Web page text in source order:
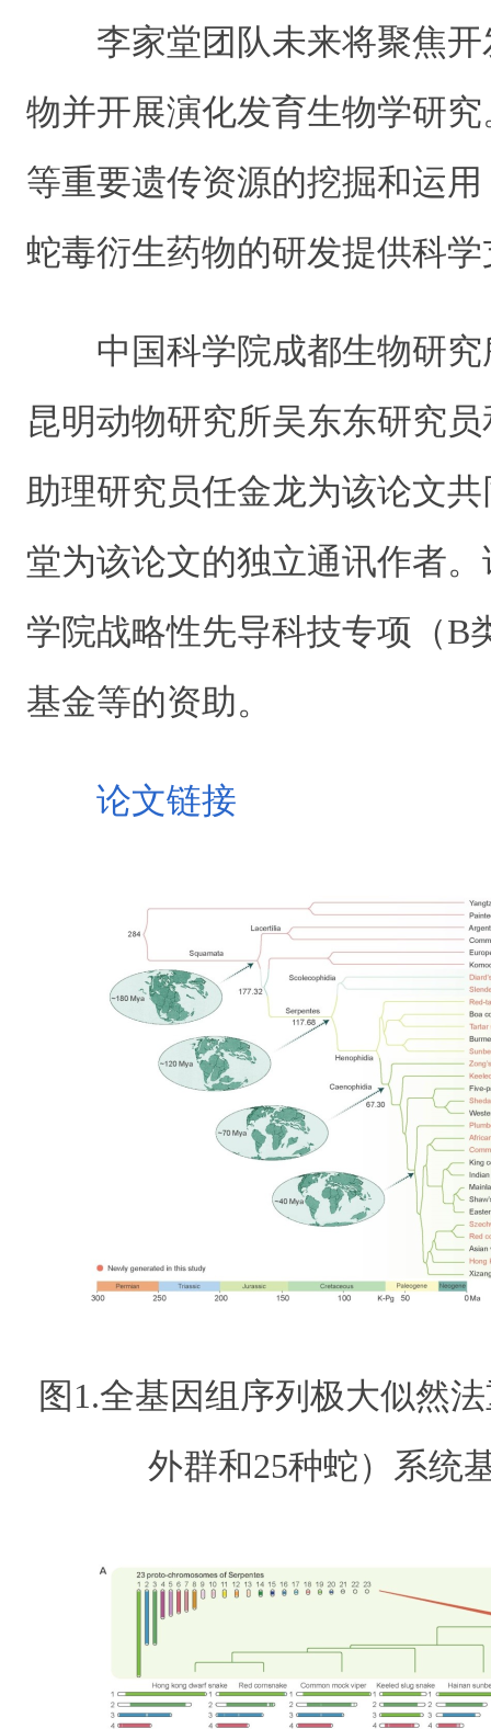
李家堂团队未来将聚焦
物并开展演化发育生物学研
等重要遗传资源的挖掘和运
蛇毒衍生药物的研发提供科
中国科学院成都生物研
昆明动物研究所吴东东研究
助理研究员任金龙为该论文
堂为该论文的独立通讯作者
学院战略性先导科技专项（B
基金等的资助。
论文链接
图1.全基因组序列极大似然
外群和25种蛇）系统